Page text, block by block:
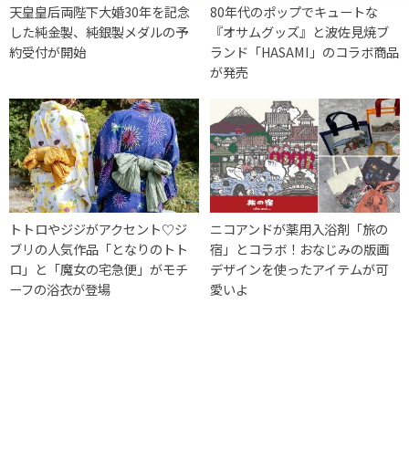
天皇皇后両陛下大婚30年を記念
した純金製、純銀製メダルの予
約受付が開始
80年代のポップでキュートな
『オサムグッズ』と波佐見焼ブ
ランド「HASAMI」のコラボ商品
が発売
トトロやジジがアクセント♡ジ
ブリの人気作品「となりのトト
ロ」と「魔女の宅急便」がモチ
ーフの浴衣が登場
ニコアンドが薬用入浴剤「旅の
宿」とコラボ！おなじみの版画
デザインを使ったアイテムが可
愛いよ